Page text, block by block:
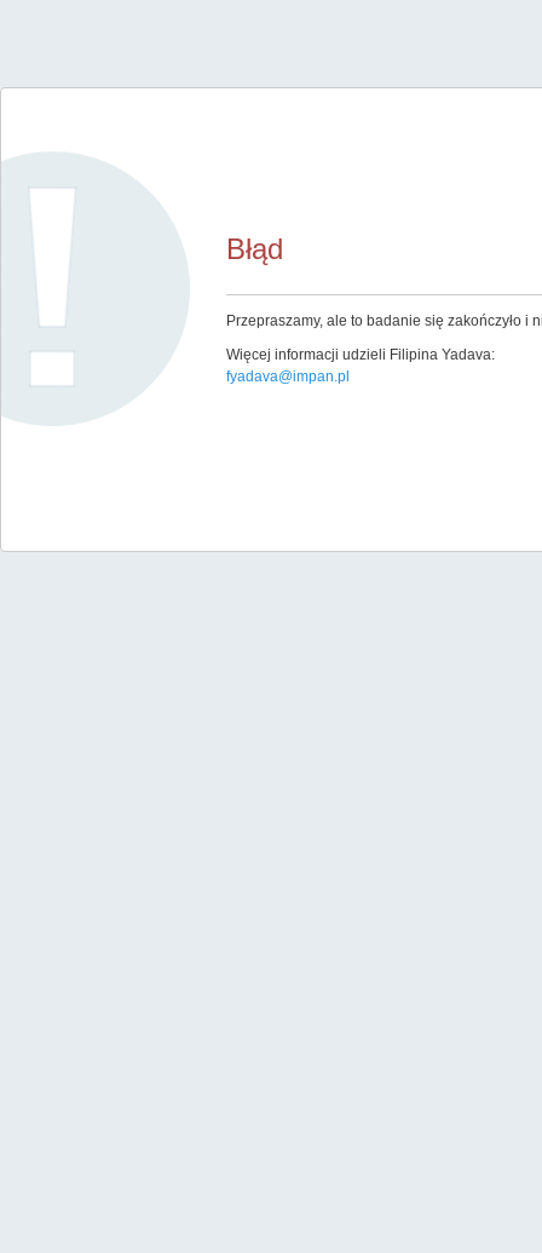
Błąd
Przepraszamy, ale to badanie się zakończyło i
Więcej informacji udzieli Filipina Yadava:
fyadava@impan.pl